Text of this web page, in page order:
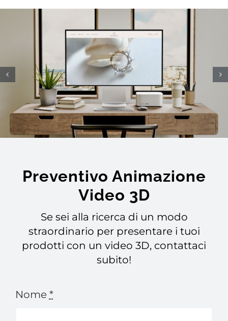
Preventivo Animazione
Video 3D
Se sei alla ricerca di un modo
straordinario per presentare i tuoi
prodotti con un video 3D, contattaci
subito!
Nome *